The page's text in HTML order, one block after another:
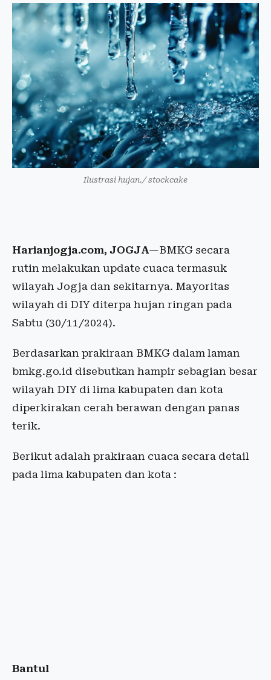
Ilustrasi hujan./ stockcake
Harianjogja.com, JOGJA—BMKG secara
rutin melakukan update cuaca termasuk
wilayah Jogja dan sekitarnya. Mayoritas
wilayah di DIY diterpa hujan ringan pada
Sabtu (30/11/2024).
Berdasarkan prakiraan BMKG dalam laman
bmkg.go.id disebutkan hampir sebagian besar
wilayah DIY di lima kabupaten dan kota
diperkirakan cerah berawan dengan panas
terik.
Berikut adalah prakiraan cuaca secara detail
pada lima kabupaten dan kota :
Bantul